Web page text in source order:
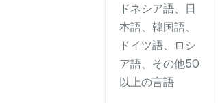
ドネシア語、日
本語、韓国語、
ドイツ語、ロシ
ア語、その他50
以上の言語